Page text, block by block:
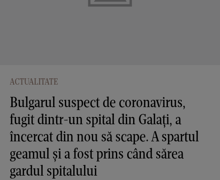
ACTUALITATE
Bulgarul suspect de coronavirus,
fugit dintr-un spital din Galați, a
încercat din nou să scape. A spartul
geamul și a fost prins când sărea
gardul spitalului